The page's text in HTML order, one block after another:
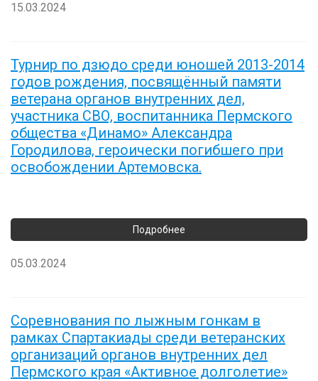
15.03.2024
Турнир по дзюдо среди юношей 2013-2014
годов рождения, посвящённый памяти
ветерана органов внутренних дел,
участника СВО, воспитанника Пермского
общества «Динамо» Александра
Городилова, героически погибшего при
освобождении Артемовска.
05.03.2024
Соревнования по лыжным гонкам в
рамках Спартакиады среди ветеранских
организаций органов внутренних дел
Пермского края «Активное долголетие»